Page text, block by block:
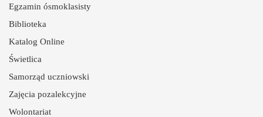
Egzamin ósmoklasisty
Biblioteka
Katalog Online
Świetlica
Samorząd uczniowski
Zajęcia pozalekcyjne
Wolontariat